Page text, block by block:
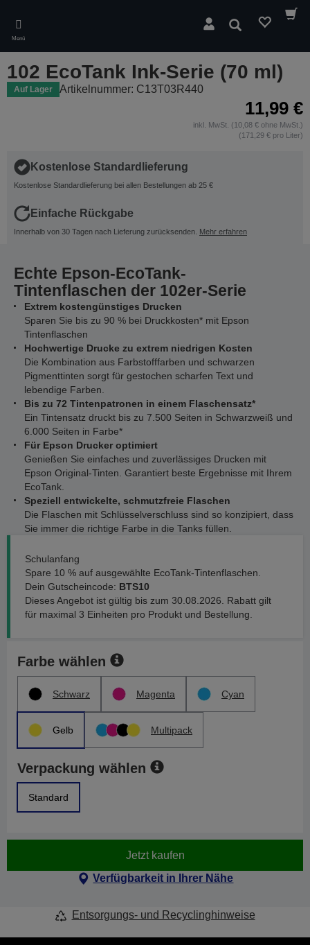
main
content
Menü
Suchen
102 EcoTank Ink-Serie (70 ml)
Auf Lager Artikelnummer: C13T03R440
11,99 €
inkl. MwSt. (10,08 € ohne MwSt.)
(171,29 € pro Liter)
Kostenlose Standardlieferung
Kostenlose Standardlieferung bei allen Bestellungen ab 25 €
Einfache Rückgabe
Innerhalb von 30 Tagen nach Lieferung zurücksenden. Mehr erfahren
Echte Epson-EcoTank-
Tintenflaschen der 102er-Serie
Extrem kostengünstiges Drucken
Sparen Sie bis zu 90 % bei Druckkosten* mit Epson
Tintenflaschen
Hochwertige Drucke zu extrem niedrigen Kosten
Die Kombination aus Farbstofffarben und schwarzen
Pigmenttinten sorgt für gestochen scharfen Text und
lebendige Farben.
Bis zu 72 Tintenpatronen in einem Flaschensatz*
Ein Tintensatz druckt bis zu 7.500 Seiten in Schwarzweiß und
6.000 Seiten in Farbe*
Für Epson Drucker optimiert
Genießen Sie einfaches und zuverlässiges Drucken mit
Epson Original-Tinten. Garantiert beste Ergebnisse mit Ihrem
EcoTank.
Speziell entwickelte, schmutzfreie Flaschen
Die Flaschen mit Schlüsselverschluss sind so konzipiert, dass
Sie immer die richtige Farbe in die Tanks füllen.
Schulanfang
Spare 10 % auf ausgewählte EcoTank-Tintenflaschen.
Dein Gutscheincode: BTS10
Dieses Angebot ist gültig bis zum 30.08.2026. Rabatt gilt
für maximal 3 Einheiten pro Produkt und Bestellung.
Farbe wählen
Schwarz Magenta Cyan
Gelb Multipack
Verpackung wählen
Standard
Jetzt kaufen
Verfügbarkeit in Ihrer Nähe
Entsorgungs- und Recyclinghinweise